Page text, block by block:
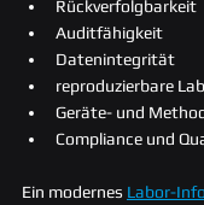
Rückverfolgbarkeit
Auditfähigkeit
Datenintegrität
reproduzierbare
Geräte- und
Compliance und
Ein modernes Labor-